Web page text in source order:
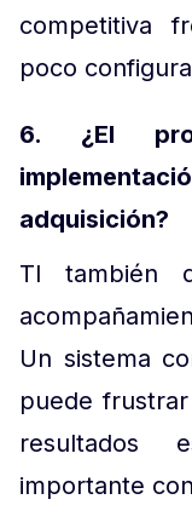
competitiva
poco
6. ¿El
adquisición?
TI también
Un sistema
puede
resultados
importante